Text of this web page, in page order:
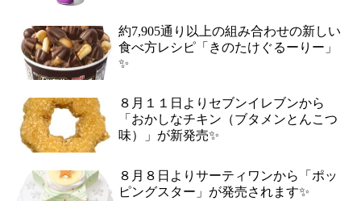
約7,905通り以上の組み合わせの新しい
食べ方レシピ「きのたけぐるーりー」
✨
８月１１日よりセブンイレブンから
「おかしなチキン（ブタメンとんこつ
味）」が新発売✨
８月８日よりサーティワンから「ポッ
ピングスター」が発売されます✨